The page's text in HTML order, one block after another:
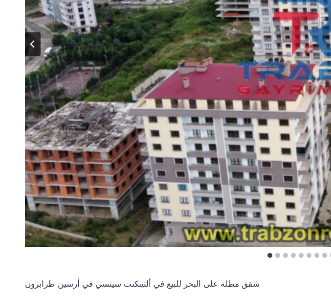
شقق مطلة على البحر للبيع في ألتينكنت سيتسي في أرسين طرابزون